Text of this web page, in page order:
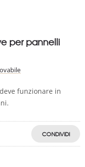
per pannelli
funzionare in
CONDIVIDI